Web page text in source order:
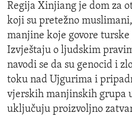
Regija Xinjiang je dom za
koji su pretežno
manjine koje govore
Izvještaju o ljudskim
navodi se da su genocid i
toku nad Ujgurima i
vjerskih manjinskih grupa
uključuju proizvoljno